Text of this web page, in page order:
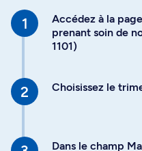
Accédez à la
prenant soin de
1101)
Choisissez le
Dans le champ